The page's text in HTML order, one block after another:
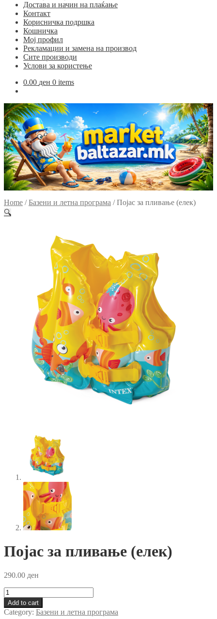
Достава и начин на плаќање
Контакт
Корисничка подршка
Кошничка
Мој профил
Рекламации и замена на производ
Сите производи
Услови за користење
0.00 ден 0 items
Home /Базени и летна програма /Појас за пливање (елек)
🔍
Појас за пливање (елек)
290.00 ден
Појас
за
пливање
(елек)
Add to cart
Category: Базени и летна програма